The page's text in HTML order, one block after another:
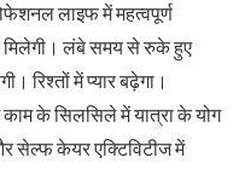
लाइफ में महत्वपूर्ण
मिलेगी। लंबे समय से रुके हुए
रिश्तों में प्यार बढ़ेगा।
के सिलसिले में यात्रा के योग
सेल्फ केयर एक्टिविटीज में